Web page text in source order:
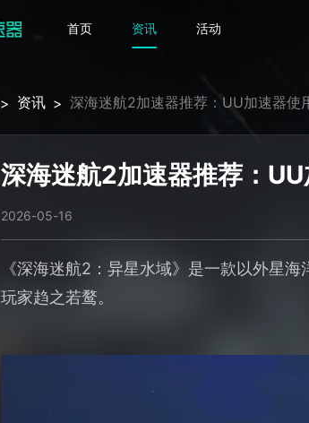
首页 资讯 活动
> 资讯 > 深海迷航2加速器推荐：UU加速器使
深海迷航2加速器推荐：UU
2026-05-16
《深海迷航2：异星水域》是一款以外星
玩家趋之若鹜。